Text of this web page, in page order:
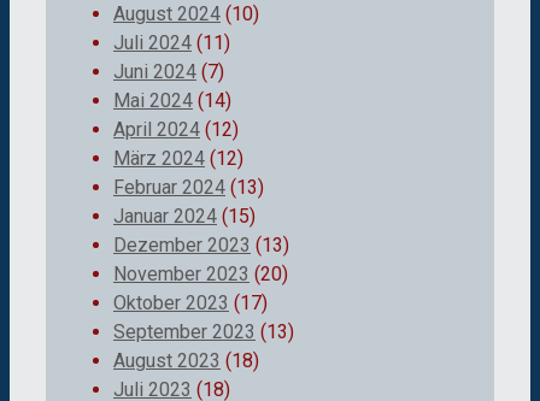
August 2024 (10)
Juli 2024 (11)
Juni 2024 (7)
Mai 2024 (14)
April 2024 (12)
März 2024 (12)
Februar 2024 (13)
Januar 2024 (15)
Dezember 2023 (13)
November 2023 (20)
Oktober 2023 (17)
September 2023 (13)
August 2023 (18)
Juli 2023 (18)